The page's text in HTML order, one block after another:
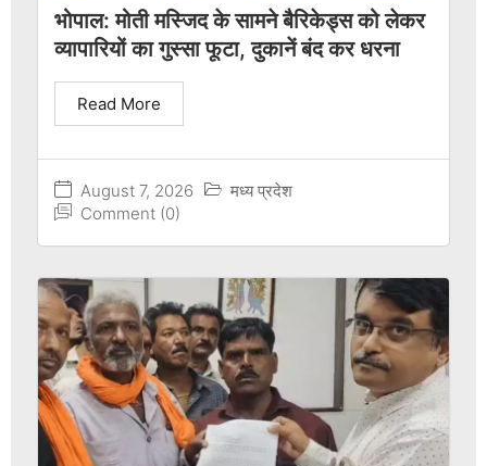
भोपाल: मोती मस्जिद के सामने बैरिकेड्स को लेकर
व्यापारियों का गुस्सा फूटा, दुकानें बंद कर धरना
August 7, 2026
मध्य प्रदेश
Comment (0)
Read More